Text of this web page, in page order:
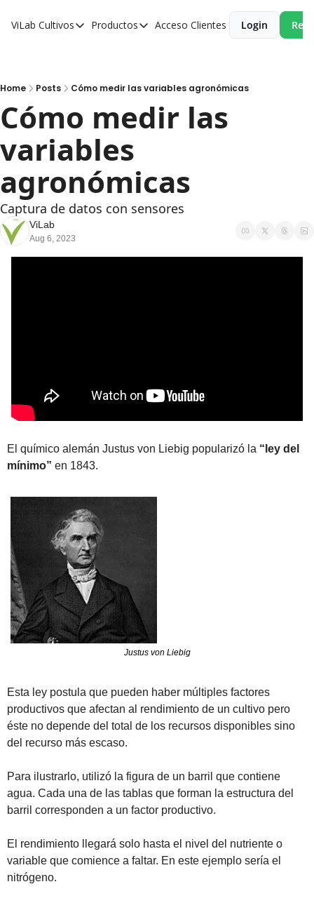
ViLab Cultivos
Cultivos
Olivos
Cítricos
Cerezos
Almendros
Arándanos
Nogales
Productos
Productos
Estudio de Zonificación
Monitoreo Satelital de Cultivos
Acceso Clientes Login
Home Posts Cómo medir las variables agronómicas
Cómo medir las
variables
agronómicas
Captura de datos con sensores
ViLab
Aug 6, 2023
El químico alemán Justus von Liebig popularizó la “ley del
mínimo” en 1843.
Justus von Liebig
Esta ley postula que pueden haber múltiples factores
productivos que afectan al rendimiento de un cultivo pero
éste no depende del total de los recursos disponibles sino
del recurso más escaso.
Para ilustrarlo, utilizó la figura de un barril que contiene
agua. Cada una de las tablas que forman la estructura del
barril corresponden a un factor productivo.
El rendimiento llegará solo hasta el nivel del nutriente o
variable que comience a faltar. En este ejemplo sería el
nitrógeno.